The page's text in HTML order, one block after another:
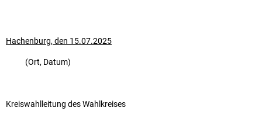
Hachenburg, den 15.07.2025
(Ort, Datum)
Kreiswahlleitung des Wahlkreises